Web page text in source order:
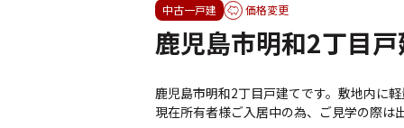
中古一戸建 価格変更
鹿児島市明和2丁目
鹿児島市明和2丁目戸建てです。敷地内に
現在所有者様ご入居中の為、ご見学の際は